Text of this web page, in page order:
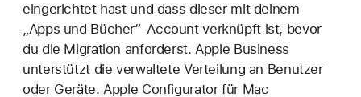
eingerichtet hast und dass dieser mit deinem
„Apps und Bücher“-Account verknüpft ist, bevor
du die Migration anforderst. Apple Business
unterstützt die verwaltete Verteilung an Benutzer
oder Geräte. Apple Configurator für Mac